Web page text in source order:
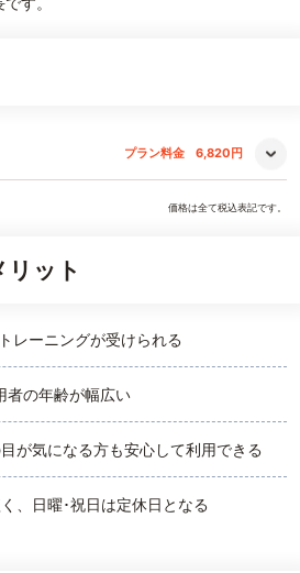
プラン料金 6,820円
価格は全て税込表記です。
ット
レーニングが受けられる
者の年齢が幅広い
が気になる方も安心して利用できる
、日曜･祝日は定休日となる